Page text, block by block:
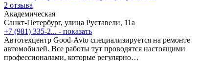
2 отзыва
Академическая
Санкт-Петербург, улица Руставели, 11а
+7 (981) 335-2... - показать
Автотехцентр Good-Avto специализируется на ремонте
автомобилей. Все работы тут проводятся настоящими
профессионалами, которые регулярно…